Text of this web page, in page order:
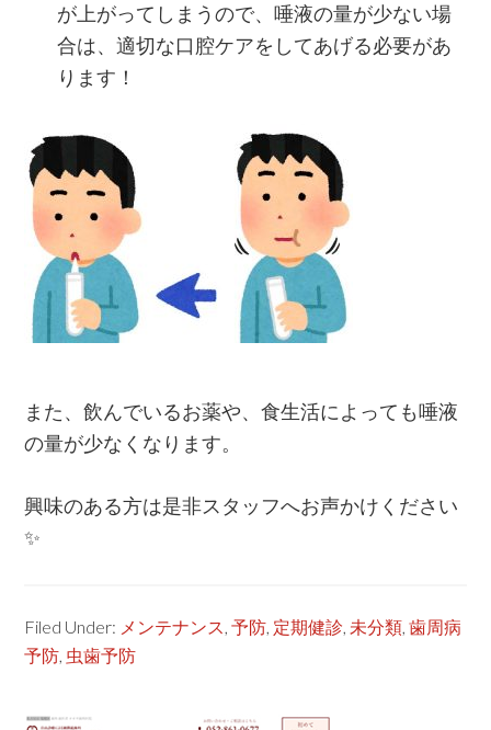
が上がってしまうので、唾液の量が少ない場
合は、適切な口腔ケアをしてあげる必要があ
ります！
また、飲んでいるお薬や、食生活によっても唾液
の量が少なくなります。
興味のある方は是非スタッフへお声かけください
✨
Filed Under: メンテナンス,予防, 定期健診, 未分類,歯周病
予防, 虫歯予防